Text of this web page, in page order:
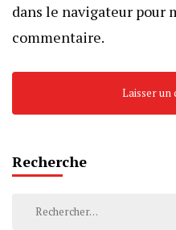
dans le navigateur pour
commentaire.
Recherche
Rechercher :